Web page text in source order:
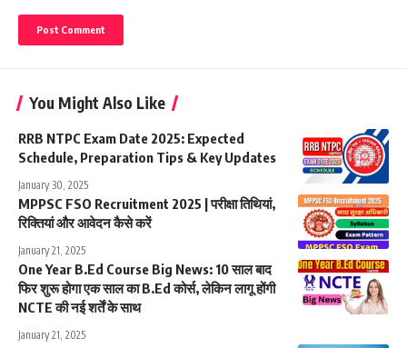
You Might Also Like
RRB NTPC Exam Date 2025: Expected
Schedule, Preparation Tips & Key Updates
January 30, 2025
MPPSC FSO Recruitment 2025 | परीक्षा तिथियां,
रिक्तियां और आवेदन कैसे करें
January 21, 2025
One Year B.Ed Course Big News: 10 साल बाद
फिर शुरू होगा एक साल का B.Ed कोर्स, लेकिन लागू होंगी
NCTE की नई शर्तें के साथ
January 21, 2025